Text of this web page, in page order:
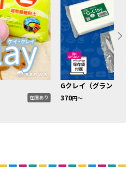
在庫あり
Gクレイ（グランドク
370円〜